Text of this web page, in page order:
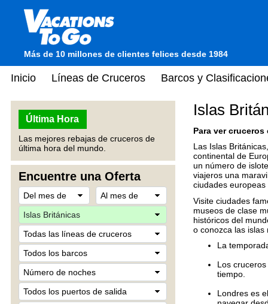
Más de 10 millones de clientes felices desde 1984
Inicio Líneas de Cruceros Barcos y
Última Hora
Las mejores rebajas de cruceros de
última hora del mundo.
Encuentre una Oferta
Islas
Para ver
Las Islas
continental de
un número de
viajeros una
ciudades
Visite ciudades
museos de clase
históricos del
o conozca las islas
La
Los
tiempo.
Londres es